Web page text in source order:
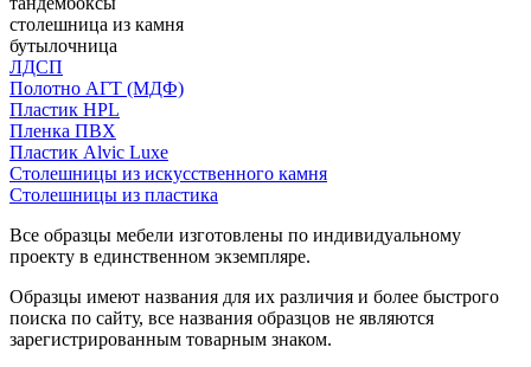
столешница из камня
бутылочница
ЛДСП
Полотно АГТ (МДФ)
Пластик HPL
Пленка ПВХ
Пластик Alvic Luxe
Столешницы из искусственного камня
Столешницы из пластика
Все образцы мебели изготовлены по индивидуальному
проекту в единственном экземпляре.
Образцы имеют названия для их различия и более быстрого
поиска по сайту, все названия образцов не являются
зарегистрированным товарным знаком.